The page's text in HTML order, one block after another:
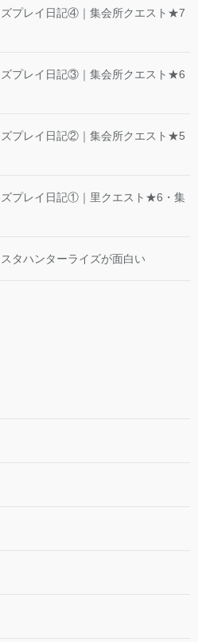
ズプレイ日記④｜集会所クエスト★7
ズプレイ日記③｜集会所クエスト★6
ズプレイ日記②｜集会所クエスト★5
ズプレイ日記①｜里クエスト★6・集
タハンターライズが面白い